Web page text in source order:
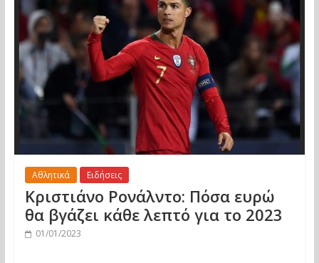
Αθλητικά Ειδήσεις
Κριστιάνο Ρονάλντο: Πόσα ευρώ
θα βγάζει κάθε λεπτό για το 2023
01/01/2023